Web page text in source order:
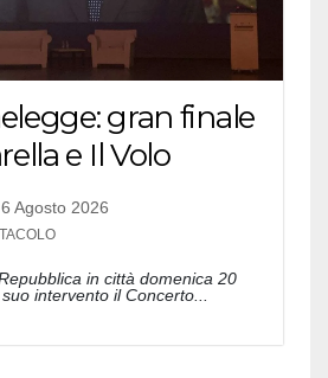
gran finale
e Il Volo
6 Agosto 2026
in città domenica 20
intervento il Concerto...